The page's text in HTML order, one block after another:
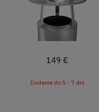
149 €
Dodanie do 5 - 7 dní